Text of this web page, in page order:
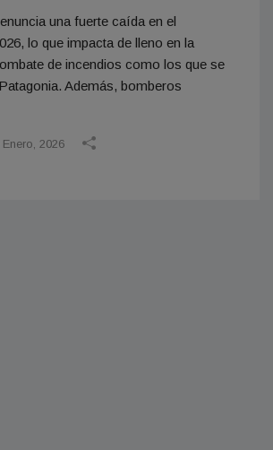
una fuerte caída en el
lo que impacta de lleno en la
de incendios como los que se
Además, bomberos
Enero, 2026